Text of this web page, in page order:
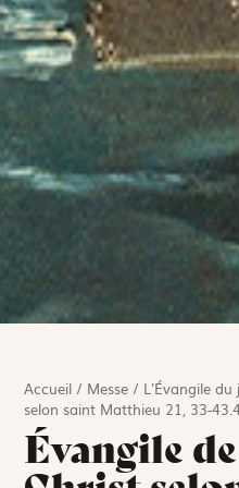
Accueil / Messe / L'Évangile du
selon saint Matthieu 21, 33-
Évangile de